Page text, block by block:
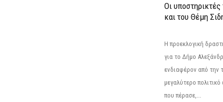
Οι
και του Θέμη
Η προεκλογική
για το Δήμο
ενδιαφέρον από την
μεγαλύτερο
που πέρασε,...